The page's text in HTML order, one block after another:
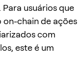
usuários que
chain de ações
com
este é um